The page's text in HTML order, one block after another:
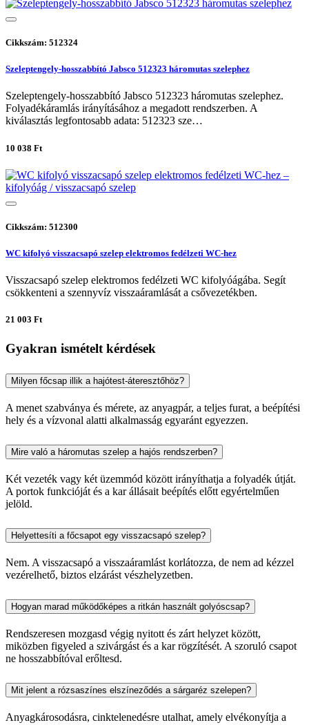
Cikkszám: 512324
Szeleptengely-hosszabbító Jabsco 512323 háromutas szelephez
Szeleptengely-hosszabbító Jabsco 512323 háromutas szelephez.
Folyadékáramlás irányításához a megadott rendszerben. A
kiválasztás legfontosabb adata: 512323 sze…
10 038 Ft
Cikkszám: 512300
WC kifolyó visszacsapó szelep elektromos fedélzeti WC-hez
Visszacsapó szelep elektromos fedélzeti WC kifolyóágába. Segít
csökkenteni a szennyvíz visszaáramlását a csővezetékben.
21 003 Ft
Gyakran ismételt kérdések
Milyen főcsap illik a hajótest-áteresztőhöz?
A menet szabványa és mérete, az anyagpár, a teljes furat, a beépítési
hely és a vízvonal alatti alkalmasság egyaránt egyezzen.
Mire való a háromutas szelep a hajós rendszerben?
Két vezeték vagy két üzemmód között irányíthatja a folyadék útját.
A portok funkcióját és a kar állásait beépítés előtt egyértelműen
jelöld.
Helyettesíti a főcsapot egy visszacsapó szelep?
Nem. A visszacsapó a visszaáramlást korlátozza, de nem ad kézzel
vezérelhető, biztos elzárást vészhelyzetben.
Hogyan marad működőképes a ritkán használt golyóscsap?
Rendszeresen mozgasd végig nyitott és zárt helyzet között,
miközben figyeled a szivárgást és a kar rögzítését. A szoruló csapot
ne hosszabbítóval erőltesd.
Mit jelent a rózsaszínes elszíneződés a sárgaréz szelepen?
Anyagkárosodásra, cinktelenedésre utalhat, amely elvékonyítja a